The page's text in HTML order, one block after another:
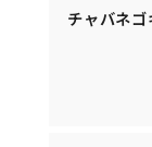
チャバネ